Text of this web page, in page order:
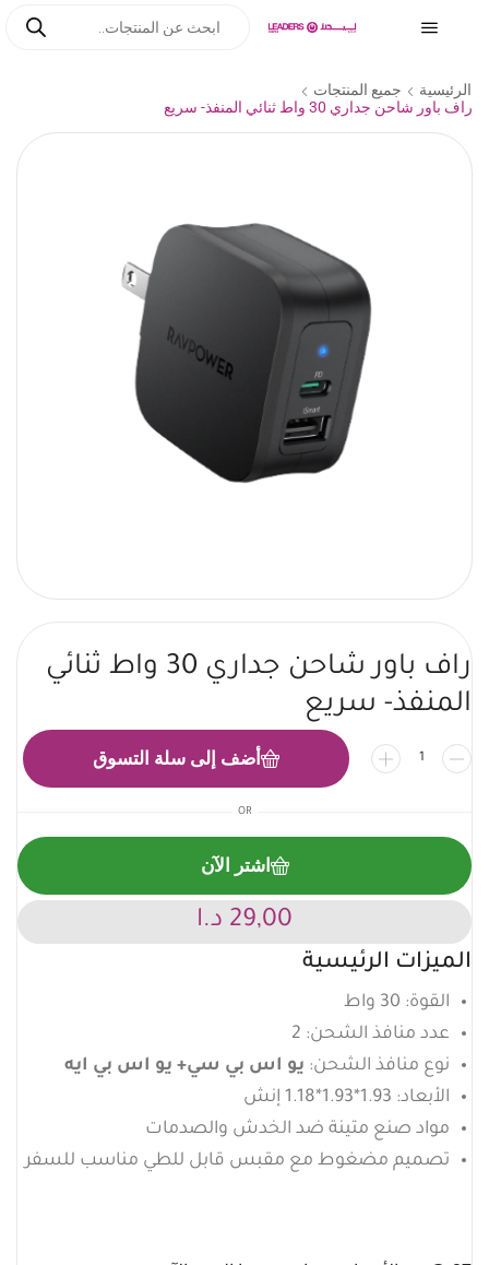
الرئيسية
جميع المنتجات
راف باور شاحن جداري 30 واط ثنائي المنفذ- سريع
راف باور شاحن جداري 30 واط ثنائي
المنفذ- سريع
أضف إلى سلة التسوق
OR
اشتر الآن
29,00 د.ا
الميزات الرئيسية
القوة: 30 واط
عدد منافذ الشحن: 2
نوع منافذ الشحن: يو اس بي سي+ يو اس بي ايه
الأبعاد: 1.93*1.93*1.18 إنش
مواد صنع متينة ضد الخدش والصدمات
تصميم مضغوط مع مقبس قابل للطي مناسب للسفر